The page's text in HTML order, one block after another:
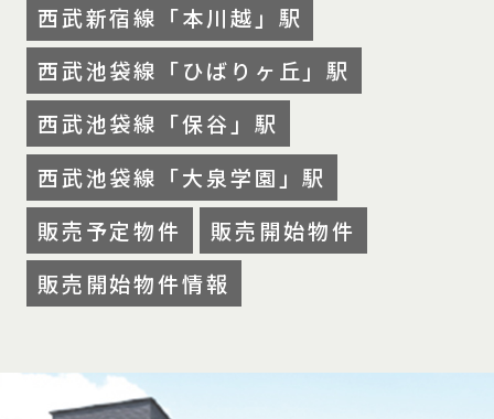
西武新宿線「本川越」駅
西武池袋線「ひばりヶ丘」駅
西武池袋線「保谷」駅
西武池袋線「大泉学園」駅
販売予定物件
販売開始物件
販売開始物件情報